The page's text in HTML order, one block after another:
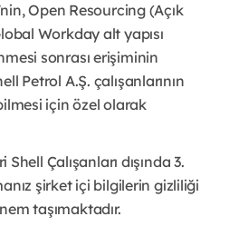
Open Resourcing (Açık
Workday alt yapısı
sonrası erişiminin
Petrol A.Ş. çalışanlarının
için özel olarak
Çalışanları dışında 3.
şirket içi bilgilerin gizliliği
taşımaktadır.